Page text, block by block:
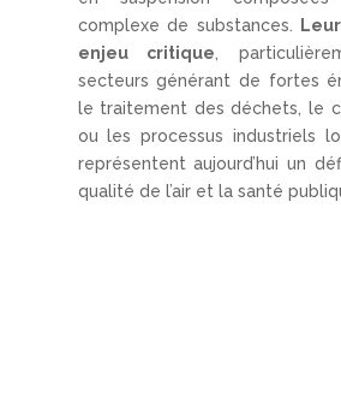
complexe de substances.
enjeu critique ,
secteurs générant de fortes
le traitement des déchets, le
ou les processus industriels
représentent aujourd’hui un
qualité de l’air et la santé